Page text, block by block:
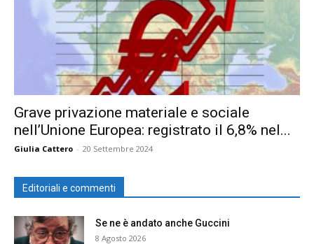
Grave privazione materiale e sociale
nell’Unione Europea: registrato il 6,8% nel...
Giulia Cattero - 20 Settembre 2024
Editoriali e commenti
Se ne è andato anche Guccini
8 Agosto 2026